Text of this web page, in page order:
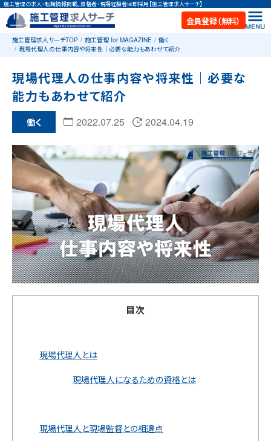
施工管理の求人・転職情報掲載。資格者・現場経験者は即採用【施工管理求人サーチ】
会員登録（無料）
施工管理求人サーチTOP 施工管理 for MAGAZINE
働く
現場代理人の仕事内容や将来性｜必要な能力もあわせて紹介
現場代理人の仕事内容や将来性｜必要な
能力もあわせて紹介
働く 2022.07.25 2024.04.19
目次
現場代理人とは
現場代理人になるための資格とは
現場代理人と現場監督との相違点